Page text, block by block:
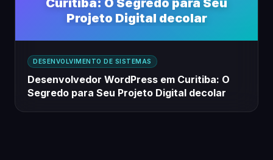
Curitiba: O Segredo para Seu
Projeto Digital decolar
DESENVOLVIMENTO DE SISTEMAS
Desenvolvedor WordPress em Curitiba: O
Segredo para Seu Projeto Digital decolar